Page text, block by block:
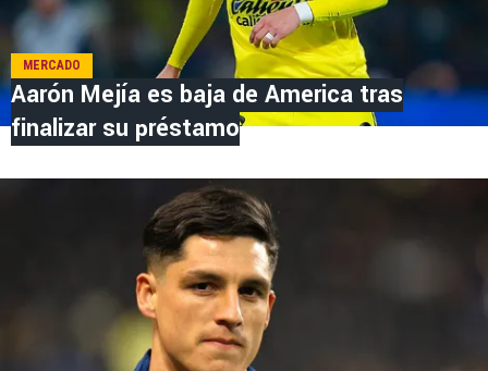
MERCADO
Aarón Mejía es baja de America tras
finalizar su préstamo